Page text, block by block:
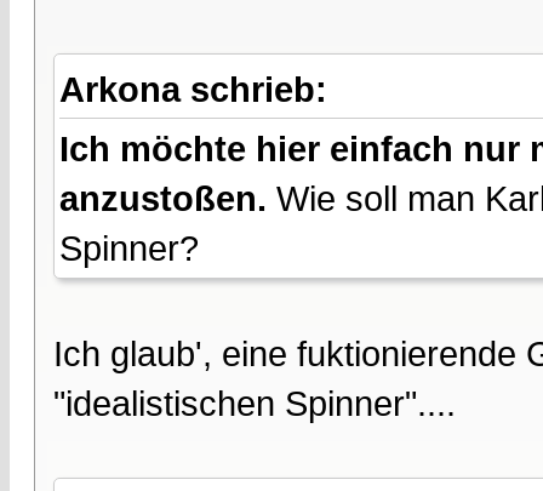
Arkona schrieb:
Ich möchte hier einfach nur
anzustoßen. Wie soll man
Spinner?
Ich glaub', eine fuktionierende
"idealistischen Spinner"....